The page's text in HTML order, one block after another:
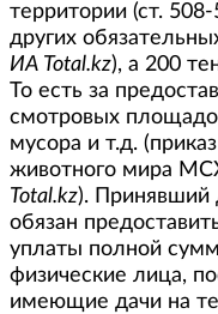
территории (ст.
других
ИА Total.kz), а 200
То есть за
смотровых
мусора и т.д.
животного мира
Total.kz). Принявший
обязан
уплаты полной
физические лица,
имеющие дачи на